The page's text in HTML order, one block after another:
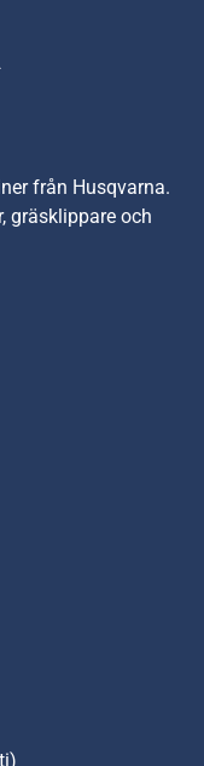
från Husqvarna.
gräsklippare och